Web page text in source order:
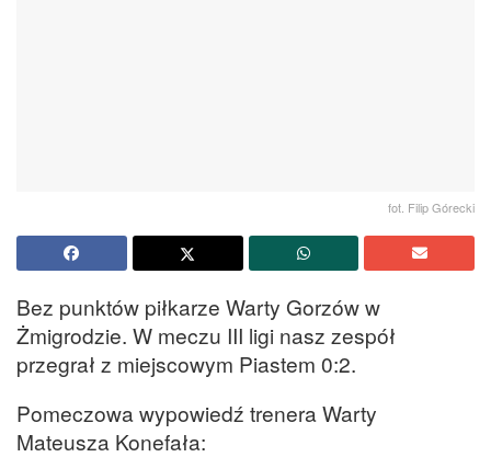
fot. Filip Górecki
Bez punktów piłkarze Warty Gorzów w
Żmigrodzie. W meczu III ligi nasz zespół
przegrał z miejscowym Piastem 0:2.
Pomeczowa wypowiedź trenera Warty
Mateusza Konefała: